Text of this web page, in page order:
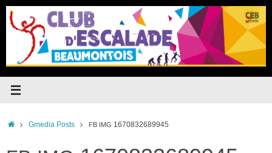
Passer
contenu
Accueil
Gmedia Posts FB IMG 1670832689945